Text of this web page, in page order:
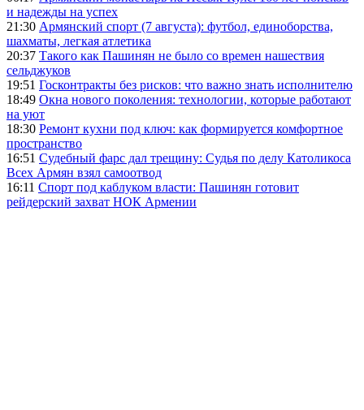
и надежды на успех
21:30 Армянский спорт (7 августа): футбол, единоборства,
шахматы, легкая атлетика
20:37 Такого как Пашинян не было со времен нашествия
сельджуков
19:51 Госконтракты без рисков: что важно знать исполнителю
18:49 Окна нового поколения: технологии, которые работают
на уют
18:30 Ремонт кухни под ключ: как формируется комфортное
пространство
16:51 Судебный фарс дал трещину: Судья по делу Католикоса
Всех Армян взял самоотвод
16:11 Спорт под каблуком власти: Пашинян готовит
рейдерский захват НОК Армении